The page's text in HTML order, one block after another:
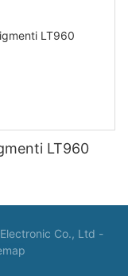
LT960
Co., Ltd -